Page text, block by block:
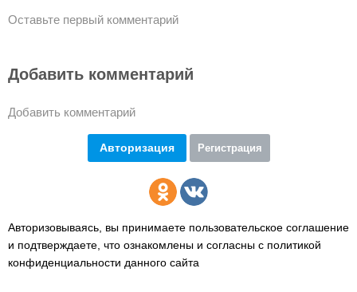
Оставьте первый комментарий
Добавить комментарий
Добавить комментарий
Авторизация Регистрация
Авторизовываясь, вы принимаете пользовательское соглашение
и подтверждаете, что ознакомлены и согласны с политикой
конфиденциальности данного сайта